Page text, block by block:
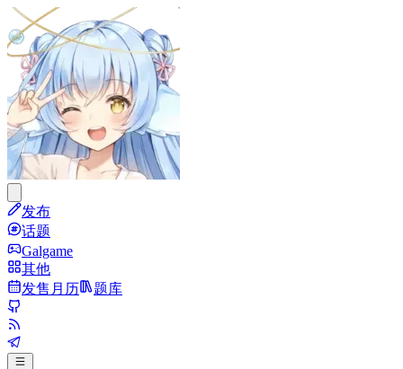
发布
话题
Galgame
其他
发售月历
题库